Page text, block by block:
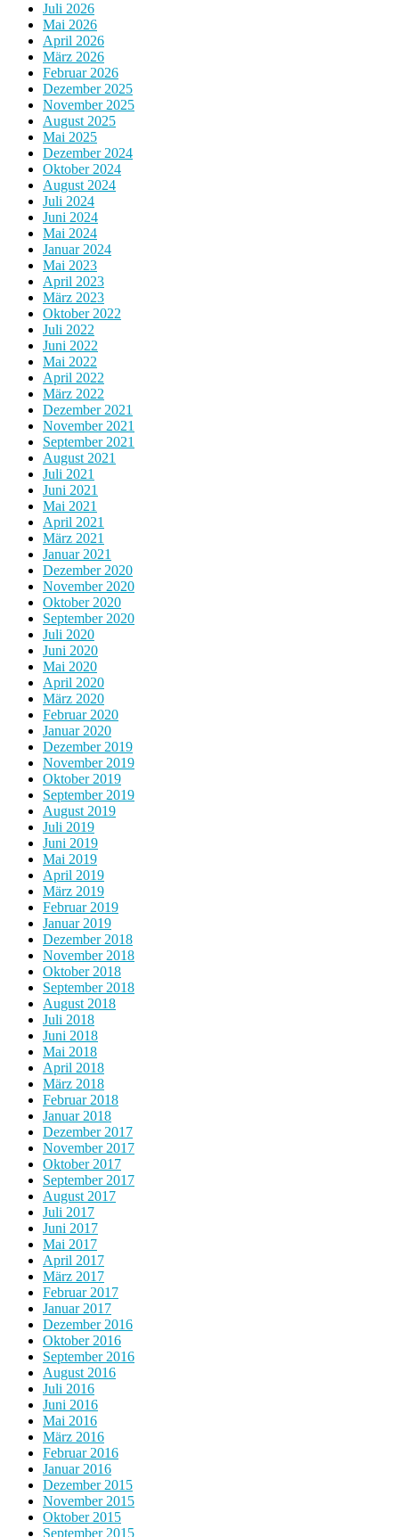
Juli 2026
Mai 2026
April 2026
März 2026
Februar 2026
Dezember 2025
November 2025
August 2025
Mai 2025
Dezember 2024
Oktober 2024
August 2024
Juli 2024
Juni 2024
Mai 2024
Januar 2024
Mai 2023
April 2023
März 2023
Oktober 2022
Juli 2022
Juni 2022
Mai 2022
April 2022
März 2022
Dezember 2021
November 2021
September 2021
August 2021
Juli 2021
Juni 2021
Mai 2021
April 2021
März 2021
Januar 2021
Dezember 2020
November 2020
Oktober 2020
September 2020
Juli 2020
Juni 2020
Mai 2020
April 2020
März 2020
Februar 2020
Januar 2020
Dezember 2019
November 2019
Oktober 2019
September 2019
August 2019
Juli 2019
Juni 2019
Mai 2019
April 2019
März 2019
Februar 2019
Januar 2019
Dezember 2018
November 2018
Oktober 2018
September 2018
August 2018
Juli 2018
Juni 2018
Mai 2018
April 2018
März 2018
Februar 2018
Januar 2018
Dezember 2017
November 2017
Oktober 2017
September 2017
August 2017
Juli 2017
Juni 2017
Mai 2017
April 2017
März 2017
Februar 2017
Januar 2017
Dezember 2016
Oktober 2016
September 2016
August 2016
Juli 2016
Juni 2016
Mai 2016
März 2016
Februar 2016
Januar 2016
Dezember 2015
November 2015
Oktober 2015
September 2015